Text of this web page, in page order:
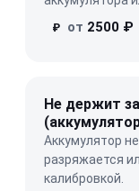
₽ от 2500 ₽
Не держит
Аккумулятор
разряжается
калибровкой.